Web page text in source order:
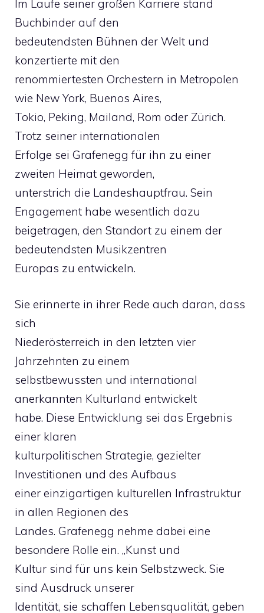
Im Laufe seiner großen Karriere stand
Buchbinder auf den
bedeutendsten Bühnen der Welt und
konzertierte mit den
renommiertesten Orchestern in Metropolen
wie New York, Buenos Aires,
Tokio, Peking, Mailand, Rom oder Zürich.
Trotz seiner internationalen
Erfolge sei Grafenegg für ihn zu einer
zweiten Heimat geworden,
unterstrich die Landeshauptfrau. Sein
Engagement habe wesentlich dazu
beigetragen, den Standort zu einem der
bedeutendsten Musikzentren
Europas zu entwickeln.
Sie erinnerte in ihrer Rede auch daran, dass
sich
Niederösterreich in den letzten vier
Jahrzehnten zu einem
selbstbewussten und international
anerkannten Kulturland entwickelt
habe. Diese Entwicklung sei das Ergebnis
einer klaren
kulturpolitischen Strategie, gezielter
Investitionen und des Aufbaus
einer einzigartigen kulturellen Infrastruktur
in allen Regionen des
Landes. Grafenegg nehme dabei eine
besondere Rolle ein. „Kunst und
Kultur sind für uns kein Selbstzweck. Sie
sind Ausdruck unserer
Identität, sie schaffen Lebensqualität, geben